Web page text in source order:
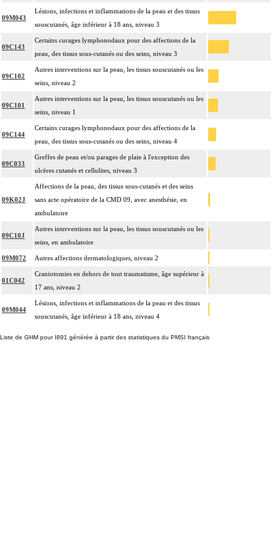
09M043
Lésions, infections et inflammations de la peau et des tissus
souscutanés, âge inférieur à 18 ans, niveau 3
09C143
Certains curages lymphonodaux pour des affections de la
peau, des tissus sous-cutanés ou des seins, niveau 3
09C102
Autres interventions sur la peau, les tissus souscutanés ou les
seins, niveau 2
09C101
Autres interventions sur la peau, les tissus souscutanés ou les
seins, niveau 1
09C144
Certains curages lymphonodaux pour des affections de la
peau, des tissus sous-cutanés ou des seins, niveau 4
09C033
Greffes de peau et/ou parages de plaie à l'exception des
ulcères cutanés et cellulites, niveau 3
09K02J
Affections de la peau, des tissus sous-cutanés et des seins
sans acte opératoire de la CMD 09, avec anesthésie, en
ambulatoire
09C10J
Autres interventions sur la peau, les tissus souscutanés ou les
seins, en ambulatoire
09M072 Autres affections dermatologiques, niveau 2
01C042
Craniotomies en dehors de tout traumatisme, âge supérieur à
17 ans, niveau 2
09M044
Lésions, infections et inflammations de la peau et des tissus
souscutanés, âge inférieur à 18 ans, niveau 4
Liste de GHM pour I891 générée à partir des statistiques du PMSI français